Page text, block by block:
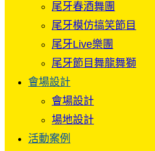
尾牙春酒舞團
尾牙模仿搞笑節目
尾牙Live樂團
尾牙節目舞龍舞獅
會場設計
會場設計
場地設計
活動案例